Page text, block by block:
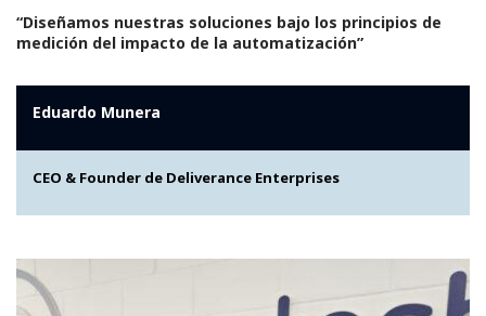
“Diseñamos nuestras soluciones bajo los principios de
medición del impacto de la automatización”
Eduardo Munera
CEO & Founder de Deliverance Enterprises